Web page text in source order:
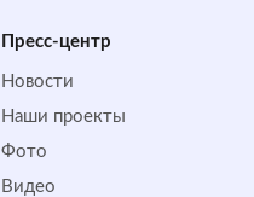
Пресс-центр
Новости
Наши проекты
Фото
Видео